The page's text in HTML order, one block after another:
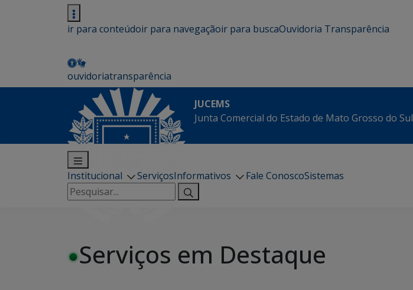
ir para conteúdoir para navegaçãoir para buscaOuvidoria Transparência
ouvidoriatransparência
JUCEMS
Junta Comercial do Estado de Mato Grosso do Sul
Institucional ServiçosInformativos Fale ConoscoSistemas
Pesquisar
por:
Serviços em Destaque